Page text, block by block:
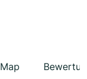
Map